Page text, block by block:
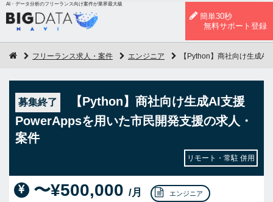
AI・データ分析のフリーランス向け案件が業界最大級
簡単30秒
無料サポート登録
フリーランス求人・案件 エンジニア 【Python】商社向け生成
募集終了
【Python】商社向け生成AI支援
PowerAppsを用いた市民開発支援の求人・
案件
リモート・常駐 併用
〜¥500,000 /月 エンジニア